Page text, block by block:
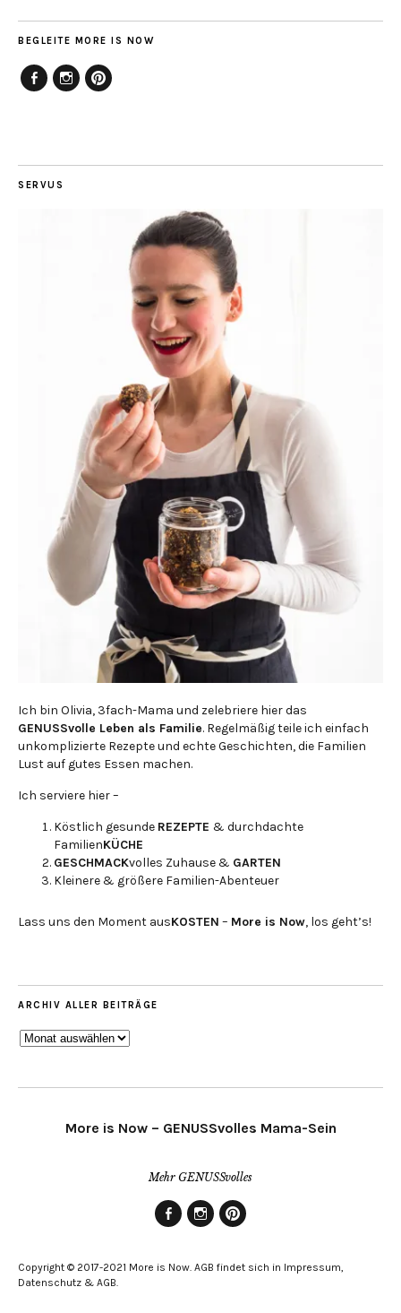
BEGLEITE MORE IS NOW
SERVUS
Ich bin Olivia, 3fach-Mama und zelebriere hier das
GENUSSvolle Leben als Familie. Regelmäßig teile ich einfach
unkomplizierte Rezepte und echte Geschichten, die Familien
Lust auf gutes Essen machen.
Ich serviere hier –
Köstlich gesunde REZEPTE & durchdachte
FamilienKÜCHE
GESCHMACKvolles Zuhause & GARTEN
Kleinere & größere Familien-Abenteuer
Lass uns den Moment ausKOSTEN – More is Now, los geht’s!
ARCHIV ALLER BEITRÄGE
ARCHIV
More is Now – GENUSSvolles Mama-Sein
Mehr GENUSSvolles
Copyright © 2017-2021 More is Now. AGB findet sich in Impressum,
Datenschutz & AGB